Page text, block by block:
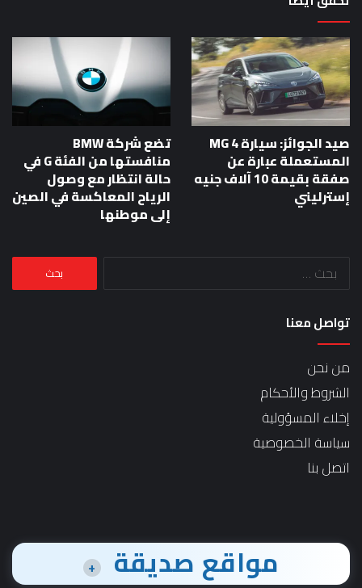
صيد الجوائز: سيارة MG 4
المستعملة عبارة عن
صفقة بقيمة 10 آلاف جنيه
إسترليني
تضع شركة BMW
منافستها من الفئة G في
حالة انتظار مع وصول
الرياح المعاكسة في الصين
إلى موطنها
البحث
تواصل معنا
من نحن
الشروط والأحكام
إخلاء المسؤولية
سياسة الخصوصية
اتصل بنا
مواقع صديقة +